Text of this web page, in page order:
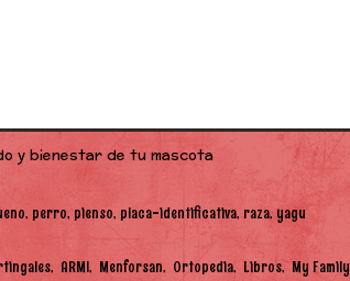
y bienestar de tu mascota
perro pienso placa-identificativa raza yagu
ARMI Menforsan Ortopedia Libros My Family